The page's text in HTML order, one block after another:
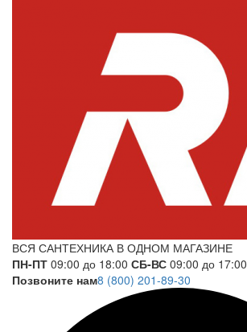
ВСЯ САНТЕХНИКА В ОДНОМ МАГАЗИНЕ
ПН-ПТ 09:00 до 18:00 СБ-ВС 09:00 до 17:00
Позвоните нам8 (800) 201-89-30